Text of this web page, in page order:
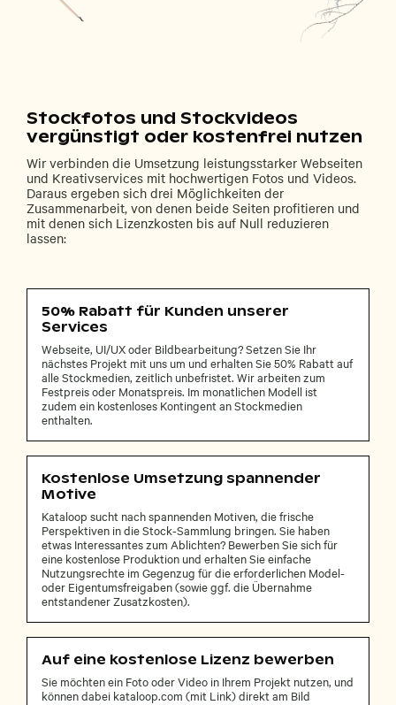
Stockfotos und Stockvideos
vergünstigt oder kostenfrei nutzen
Wir verbinden die Umsetzung leistungsstarker Webseiten
und Kreativservices mit hochwertigen Fotos und Videos.
Daraus ergeben sich drei Möglichkeiten der
Zusammenarbeit, von denen beide Seiten profitieren und
mit denen sich Lizenzkosten bis auf Null reduzieren
lassen:
50% Rabatt für Kunden unserer
Services
Webseite, UI/UX oder Bildbearbeitung? Setzen Sie Ihr
nächstes Projekt mit uns um und erhalten Sie 50% Rabatt auf
alle Stockmedien, zeitlich unbefristet. Wir arbeiten zum
Festpreis oder Monatspreis. Im monatlichen Modell ist
zudem ein kostenloses Kontingent an Stockmedien
enthalten.
Kostenlose Umsetzung spannender
Motive
Kataloop sucht nach spannenden Motiven, die frische
Perspektiven in die Stock-Sammlung bringen. Sie haben
etwas Interessantes zum Ablichten? Bewerben Sie sich für
eine kostenlose Produktion und erhalten Sie einfache
Nutzungsrechte im Gegenzug für die erforderlichen Model-
oder Eigentumsfreigaben (sowie ggf. die Übernahme
entstandener Zusatzkosten).
Auf eine kostenlose Lizenz bewerben
Sie möchten ein Foto oder Video in Ihrem Projekt nutzen, und
können dabei kataloop.com (mit Link) direkt am Bild